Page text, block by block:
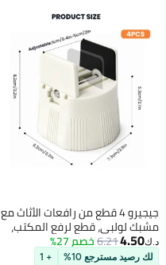
جيجيرو 4 قطع من رافعات الأثاث مع
مشبك لولبي، قطع لرفع المكتب،
رافعات للسرير تناسب أرجل الكراسي
د.ك‏4.50
6.21خصم 27%
لك رصيد مسترجع 10% + 1